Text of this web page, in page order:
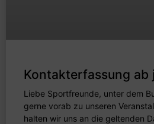
Kontakterfassung ab
Liebe Sportfreunde, unter dem
gerne vorab zu unseren
halten wir uns an die geltenden